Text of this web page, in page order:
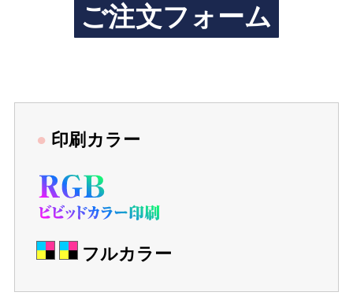
ご注文フォーム
● 印刷カラー
フルカラー